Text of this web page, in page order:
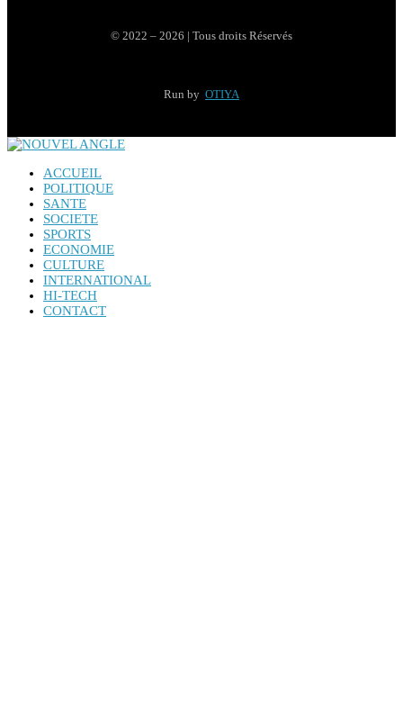
© 2022 – 2026 | Tous droits Réservés
Run by OTIYA
ACCUEIL
POLITIQUE
SANTE
SOCIETE
SPORTS
ECONOMIE
CULTURE
INTERNATIONAL
HI-TECH
CONTACT